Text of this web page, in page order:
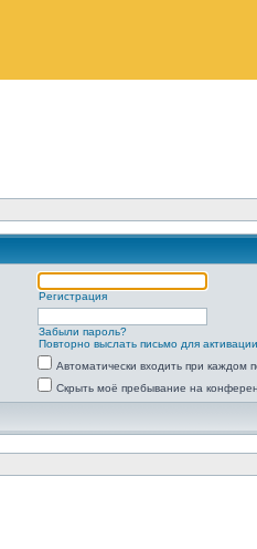
Регистрация
Забыли пароль?
Повторно выслать письмо для
Автоматически входить при каждом
Скрыть моё пребывание на